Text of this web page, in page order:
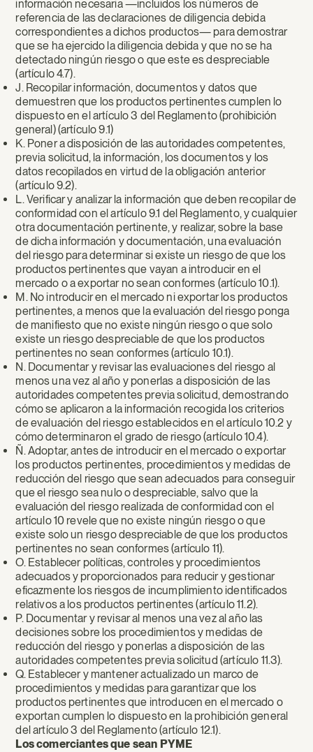
información necesaria —incluidos los números de
referencia de las declaraciones de diligencia debida
correspondientes a dichos productos— para demostrar
que se ha ejercido la diligencia debida y que no se ha
detectado ningún riesgo o que este es despreciable
(artículo 4.7).
J. Recopilar información, documentos y datos que
demuestren que los productos pertinentes cumplen lo
dispuesto en el artículo 3 del Reglamento (prohibición
general) (artículo 9.1)
K. Poner a disposición de las autoridades competentes,
previa solicitud, la información, los documentos y los
datos recopilados en virtud de la obligación anterior
(artículo 9.2).
L. Verificar y analizar la información que deben recopilar de
conformidad con el artículo 9.1 del Reglamento, y cualquier
otra documentación pertinente, y realizar, sobre la base
de dicha información y documentación, una evaluación
del riesgo para determinar si existe un riesgo de que los
productos pertinentes que vayan a introducir en el
mercado o a exportar no sean conformes (artículo 10.1).
M. No introducir en el mercado ni exportar los productos
pertinentes, a menos que la evaluación del riesgo ponga
de manifiesto que no existe ningún riesgo o que solo
existe un riesgo despreciable de que los productos
pertinentes no sean conformes (artículo 10.1).
N. Documentar y revisar las evaluaciones del riesgo al
menos una vez al año y ponerlas a disposición de las
autoridades competentes previa solicitud, demostrando
cómo se aplicaron a la información recogida los criterios
de evaluación del riesgo establecidos en el artículo 10.2 y
cómo determinaron el grado de riesgo (artículo 10.4).
Ñ. Adoptar, antes de introducir en el mercado o exportar
los productos pertinentes, procedimientos y medidas de
reducción del riesgo que sean adecuados para conseguir
que el riesgo sea nulo o despreciable, salvo que la
evaluación del riesgo realizada de conformidad con el
artículo 10 revele que no existe ningún riesgo o que
existe solo un riesgo despreciable de que los productos
pertinentes no sean conformes (artículo 11).
O. Establecer políticas, controles y procedimientos
adecuados y proporcionados para reducir y gestionar
eficazmente los riesgos de incumplimiento identificados
relativos a los productos pertinentes (artículo 11.2).
P. Documentar y revisar al menos una vez al año las
decisiones sobre los procedimientos y medidas de
reducción del riesgo y ponerlas a disposición de las
autoridades competentes previa solicitud (artículo 11.3).
Q. Establecer y mantener actualizado un marco de
procedimientos y medidas para garantizar que los
productos pertinentes que introducen en el mercado o
exportan cumplen lo dispuesto en la prohibición general
del artículo 3 del Reglamento (artículo 12.1).
Los comerciantes que sean PYME